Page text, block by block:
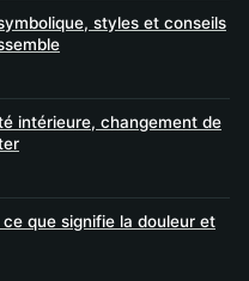
styles et conseils
intérieure, changement de
que signifie la douleur et